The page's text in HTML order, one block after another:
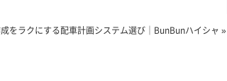
をラクにする配車計画システム選び｜BunBunハイシャ »